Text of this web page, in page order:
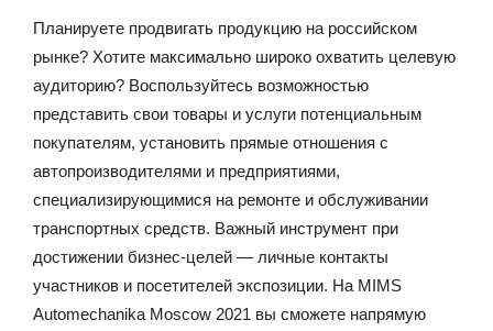
Планируете продвигать продукцию на российском
рынке? Хотите максимально широко охватить целевую
аудиторию? Воспользуйтесь возможностью
представить свои товары и услуги потенциальным
покупателям, установить прямые отношения с
автопроизводителями и предприятиями,
специализирующимися на ремонте и обслуживании
транспортных средств. Важный инструмент при
достижении бизнес-целей — личные контакты
участников и посетителей экспозиции. На MIMS
Automechanika Moscow 2021 вы сможете напрямую